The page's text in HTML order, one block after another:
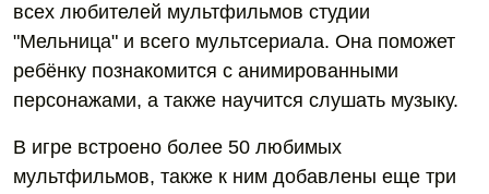
всех любителей мультфильмов студии
"Мельница" и всего мультсериала. Она поможет
ребёнку познакомится с анимированными
персонажами, а также научится слушать музыку.
В игре встроено более 50 любимых
мультфильмов, также к ним добавлены еще три